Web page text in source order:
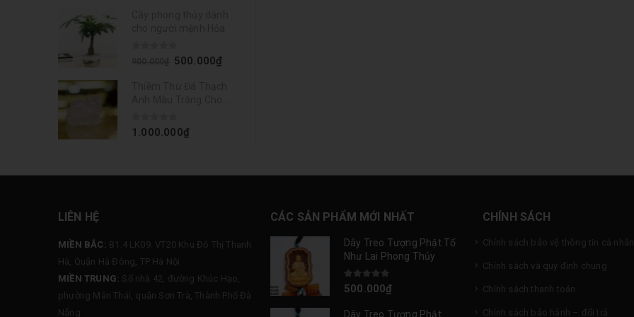
500.000₫
Kim
0 out of 5
1.000.000₫
LIÊN HỆ
MIỀN BẮC: B1.4 LK09. VT20 Khu Đô Thị Thanh
Hà, Quận Hà Đông, TP Hà Nội
MIỀN TRUNG: Số nhà 42, đường Khúc Hạo,
phường Mân Thái, quận Sơn Trà, Thành Phố Đà
Nẵng
CÁC SẢN PHẨM MỚI NHẤT
Dây Treo Tượng Phật Tổ
Như Lai Phong Thủy
0out of 5
500.000₫
Dây Treo Tượng Phật
CHÍNH SÁCH
Chính sách bảo vệ thông tin cá nhân
Chính sách và quy định chung
Chính sách thanh toán
Chính sách bảo hành – đổi trả